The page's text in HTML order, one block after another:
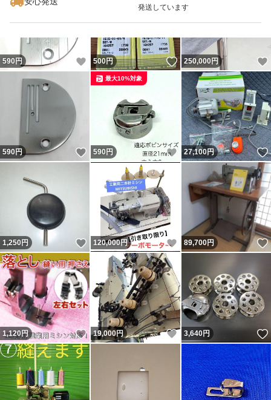
発送しています
590 円 いいね！
500円 いいね！
250,000円
590円 いいね！
590 円 いいね！
最大10%対象
27,100円
1,250円 いいね！
120,000円 いいね！
89,700円
1,120円 いいね！
19,000円 いいね！
3,640円